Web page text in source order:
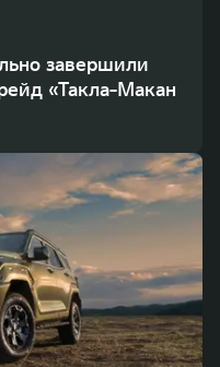
завершили
«Такла-Макан